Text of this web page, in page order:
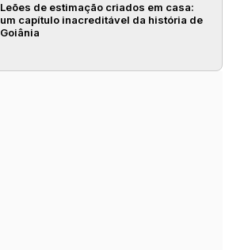
Leões de estimação criados em casa:
um capítulo inacreditável da história de
Goiânia